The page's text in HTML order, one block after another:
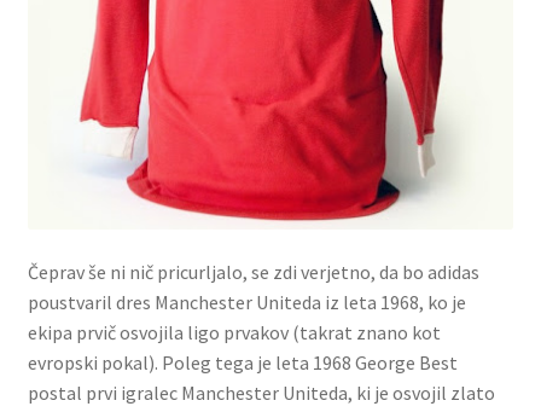
Čeprav še ni nič pricurljalo, se zdi verjetno, da bo adidas
poustvaril dres Manchester Uniteda iz leta 1968, ko je
ekipa prvič osvojila ligo prvakov (takrat znano kot
evropski pokal). Poleg tega je leta 1968 George Best
postal prvi igralec Manchester Uniteda, ki je osvojil zlato